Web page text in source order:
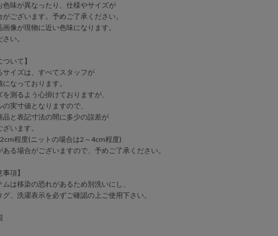
身長：164cm サイズ1
色味が異なったり、仕様やサイズが
ございます。予めご了承ください。
像が現物に近い色味になります。
い。
いて】
サイズは、すべてスタッフが
なっております。
を測るよう心掛けておりますが、
実寸値となりますので、
と表記寸法の間に多少の誤差が
います。
程度(ニットの場合は2～4cm程度)
る場合がございますので、予めご了承ください。
項】
ムは移染の恐れがあるため別洗いにし、
、洗濯表示を必ずご確認の上ご使用下さい。